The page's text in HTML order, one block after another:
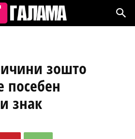
зошто
посебен
знак